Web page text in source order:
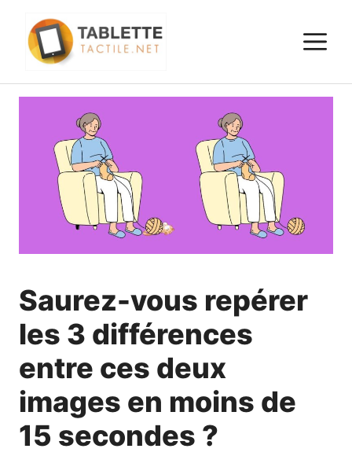
contenu
Saurez-vous repérer
les 3 différences
entre ces deux
images en moins de
15 secondes ?